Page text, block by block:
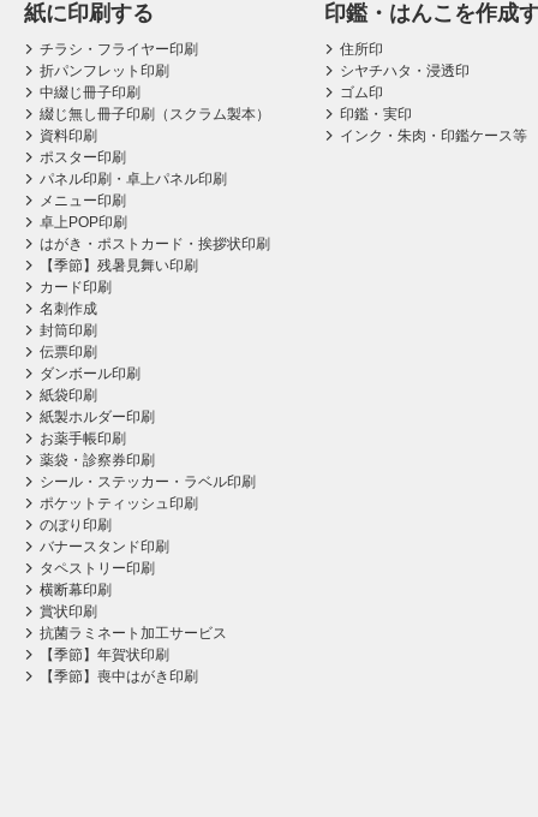
紙に印刷する
チラシ・フライヤー印刷
折パンフレット印刷
中綴じ冊子印刷
綴じ無し冊子印刷（スクラム製本）
資料印刷
ポスター印刷
パネル印刷・卓上パネル印刷
メニュー印刷
卓上POP印刷
はがき・ポストカード・挨拶状印刷
【季節】残暑見舞い印刷
カード印刷
名刺作成
封筒印刷
伝票印刷
ダンボール印刷
紙袋印刷
紙製ホルダー印刷
お薬手帳印刷
薬袋・診察券印刷
シール・ステッカー・ラベル印刷
ポケットティッシュ印刷
のぼり印刷
バナースタンド印刷
タペストリー印刷
横断幕印刷
賞状印刷
抗菌ラミネート加工サービス
【季節】年賀状印刷
【季節】喪中はがき印刷
印鑑・はんこを作成
住所印
シヤチハタ・浸透印
ゴム印
印鑑・実印
インク・朱肉・印鑑ケース等